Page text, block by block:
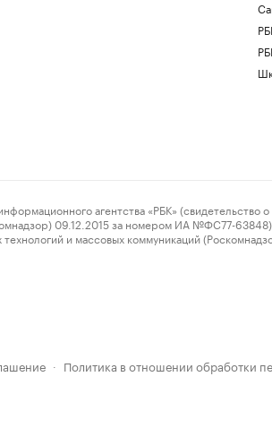
агентства «РБК» (свидетельство о
09.12.2015 за номером ИА №ФС77-63848)
и массовых коммуникаций
· Политика в отношении обработки